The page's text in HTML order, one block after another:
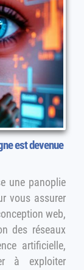
est devenue
une panoplie
vous assurer
web,
des réseaux
artificielle,
à exploiter